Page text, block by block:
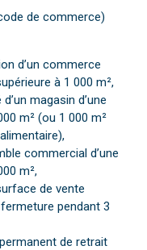
de commerce)
d’un commerce
à 1 000 m²,
magasin d’une
m² (ou 1 000 m²
commercial d’une
m²,
de vente
pendant 3
de retrait